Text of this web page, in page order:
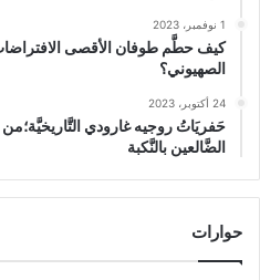
1 نوفمبر، 2023
كيف حطَّم طوفان الأقصى
الصهيوني؟
24 أكتوبر، 2023
حَفريَاتُ روجيه غارودي التَّاريخيَّة؛من
الضَّالعين بالنَّكبة
حوارات